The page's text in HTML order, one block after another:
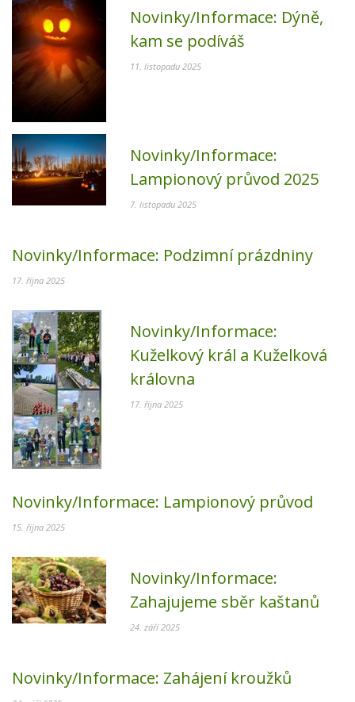
Novinky/Informace: Dýně,
kam se podíváš
11. listopadu 2025
Novinky/Informace:
Lampionový průvod 2025
7. listopadu 2025
Novinky/Informace: Podzimní prázdniny
17. října 2025
Novinky/Informace:
Kuželkový král a Kuželková
královna
17. října 2025
Novinky/Informace: Lampionový průvod
15. října 2025
Novinky/Informace:
Zahajujeme sběr kaštanů
24. září 2025
Novinky/Informace: Zahájení kroužků